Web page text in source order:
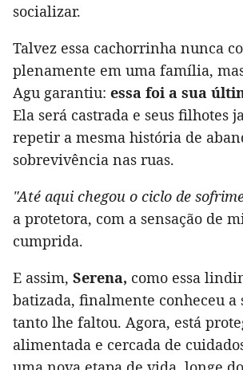
socializar.
Talvez essa cachorrinha nunca
plenamente em uma família,
Agu garantiu: essa foi a sua
Ela será castrada e seus filhotes
repetir a mesma história de
sobrevivência nas ruas.
"Até aqui chegou o ciclo de
a protetora, com a sensação de
cumprida.
E assim, Serena, como essa
batizada, finalmente conheceu a
tanto lhe faltou. Agora, está
alimentada e cercada de